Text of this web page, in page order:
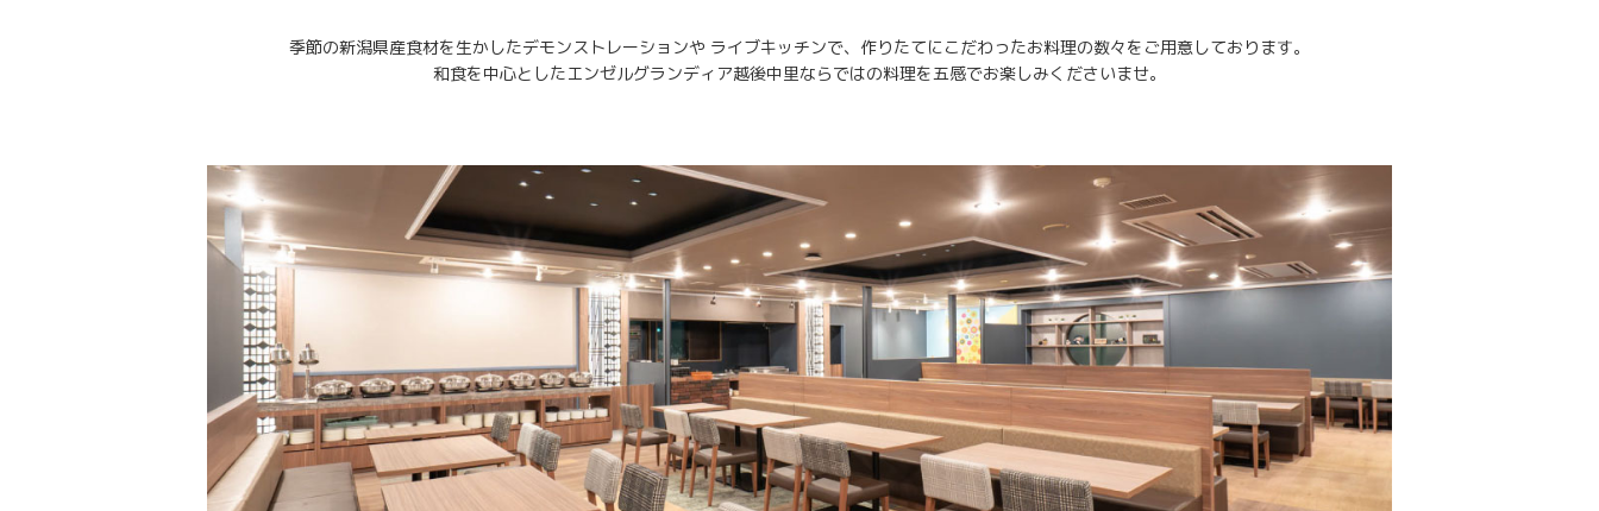
季節の新潟県産食材を生かしたデモンストレーションや ライブキッチンで、作りたてにこだわったお料理の数々をご用意しております。
和食を中心としたエンゼルグランディア越後中里ならではの料理を五感でお楽しみくださいませ。